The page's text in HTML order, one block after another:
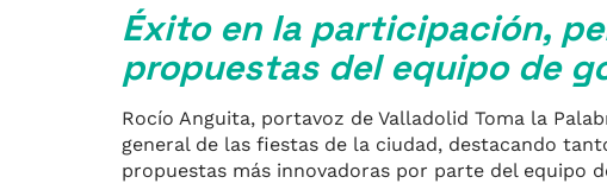
Éxito en la participación,
propuestas del equipo de
Rocío Anguita, portavoz de Valladolid Toma la
general de las fiestas de la ciudad, destacando
propuestas más innovadoras por parte del equipo